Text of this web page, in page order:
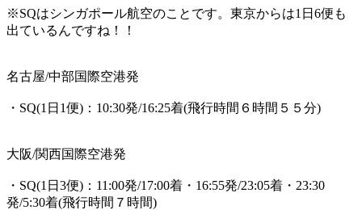
※SQはシンガポール航空のことです。東京からは1日6便も
出ているんですね！！
名古屋/中部国際空港発
・SQ(1日1便)：10:30発/16:25着(飛行時間６時間５５分)
大阪/関西国際空港発
・SQ(1日3便)：11:00発/17:00着・16:55発/23:05着・23:30
発/5:30着(飛行時間７時間)